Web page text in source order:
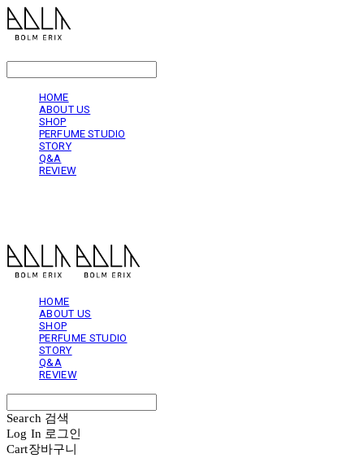
HOME
ABOUT US
SHOP
PERFUME STUDIO
STORY
Q&A
REVIEW
HOME
ABOUT US
SHOP
PERFUME STUDIO
STORY
Q&A
REVIEW
Search 검색
Log In 로그인
Cart장바구니